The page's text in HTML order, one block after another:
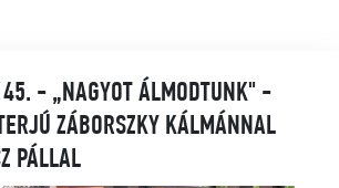
45. - „NAGYOT ÁLMODTUNK" -
ZÁBORSZKY KÁLMÁNNAL
PÁLLAL